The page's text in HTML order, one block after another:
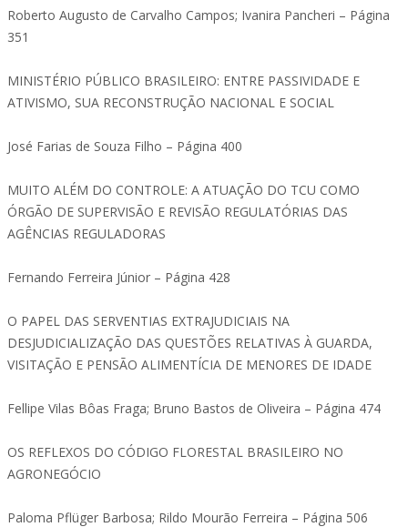
Roberto Augusto de Carvalho Campos; Ivanira Pancheri – Página
351
MINISTÉRIO PÚBLICO BRASILEIRO: ENTRE PASSIVIDADE E
ATIVISMO, SUA RECONSTRUÇÃO NACIONAL E SOCIAL
José Farias de Souza Filho – Página 400
MUITO ALÉM DO CONTROLE: A ATUAÇÃO DO TCU COMO
ÓRGÃO DE SUPERVISÃO E REVISÃO REGULATÓRIAS DAS
AGÊNCIAS REGULADORAS
Fernando Ferreira Júnior – Página 428
O PAPEL DAS SERVENTIAS EXTRAJUDICIAIS NA
DESJUDICIALIZAÇÃO DAS QUESTÕES RELATIVAS À GUARDA,
VISITAÇÃO E PENSÃO ALIMENTÍCIA DE MENORES DE IDADE
Fellipe Vilas Bôas Fraga; Bruno Bastos de Oliveira – Página 474
OS REFLEXOS DO CÓDIGO FLORESTAL BRASILEIRO NO
AGRONEGÓCIO
Paloma Pflüger Barbosa; Rildo Mourão Ferreira – Página 506